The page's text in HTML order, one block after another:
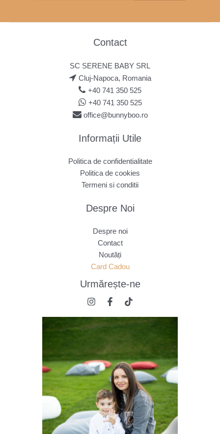
Contact
SC SERENE BABY SRL
Cluj-Napoca, Romania
+40 741 350 525
+40 741 350 525
office@bunnyboo.ro
Informații Utile
Politica de confidentialitate
Politica de cookies
Termeni si conditii
Despre Noi
Despre noi
Contact
Noutăți
Card Cadou
Urmărește-ne